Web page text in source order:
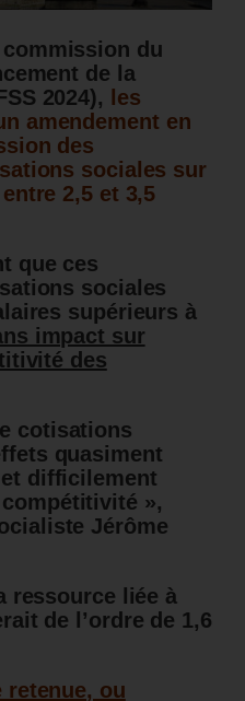
commission du
de la
2024),
les
amendement en
des
sociales sur
2,5 et 3,5
que ces
sociales
supérieurs à
impact sur
des
cotisations
quasiment
difficilement
»,
Jérôme
ressource liée à
de l’ordre de 1,6
retenue, ou